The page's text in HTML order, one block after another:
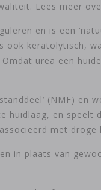
Lees meer
en is een
keratolytisch,
urea een
(NMF)
en speelt
met droge
in plaats van